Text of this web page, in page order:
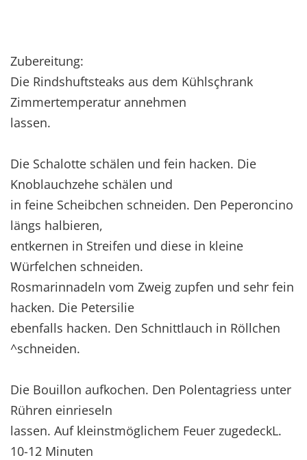
Zubereitung:
Die Rindshuftsteaks aus dem Kühlsçhrank
Zimmertemperatur annehmen
lassen.
Die Schalotte schälen und fein hacken. Die
Knoblauchzehe schälen und
in feine Scheibchen schneiden. Den Peperoncino
längs halbieren,
entkernen in Streifen und diese in kleine
Würfelchen schneiden.
Rosmarinnadeln vom Zweig zupfen und sehr fein
hacken. Die Petersilie
ebenfalls hacken. Den Schnittlauch in Röllchen
^schneiden.
Die Bouillon aufkochen. Den Polentagriess unter
Rühren einrieseln
lassen. Auf kleinstmöglichem Feuer zugedeckL.
10-12 Minuten